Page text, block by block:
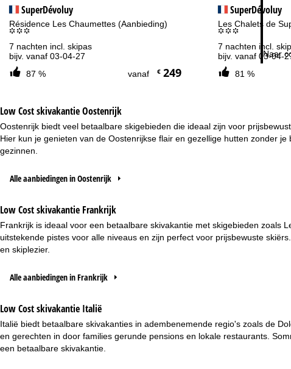
Naar
SuperDévoluy
Résidence Les Chaumettes (Aanbieding)
°°°
7 nachten incl. skipas
bijv. vanaf 03-04-27
87 %
vanaf €249
SuperDévoluy
Les Chalets de
°°°
7 nachten incl.
bijv. vanaf 03-04-
81 %
Low Cost skivakantie Oostenrijk
Oostenrijk biedt veel betaalbare skigebieden die ideaal zijn voor
Hier kun je genieten van de Oostenrijkse flair en gezellige hutten zonder
gezinnen.
Alle aanbiedingen in Oostenrijk
Low Cost skivakantie Frankrijk
Frankrijk is ideaal voor een betaalbare skivakantie met skigebieden zoals
uitstekende pistes voor alle niveaus en zijn perfect voor prijsbewuste
en skiplezier.
Alle aanbiedingen in Frankrijk
Low Cost skivakantie Italië
Italië biedt betaalbare skivakanties in adembenemende regio's zoals de
en gerechten in door families gerunde pensions en lokale restaurants.
een betaalbare skivakantie.